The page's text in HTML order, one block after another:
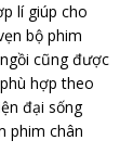
lí giúp cho
bộ phim
cũng được
hợp theo
đại sống
phim chân